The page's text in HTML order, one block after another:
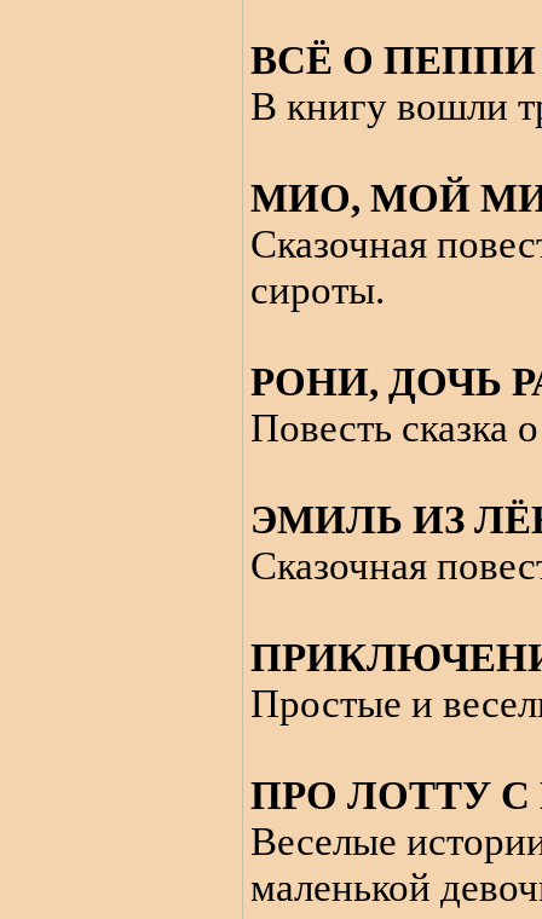
ВСЁ О
В книгу вошли
МИО, МОЙ
Сказочная
сироты.
РОНИ, ДОЧЬ
Повесть
ЭМИЛЬ ИЗ
Сказочная
Простые и
ПРО ЛОТТУ
Веселые
маленькой